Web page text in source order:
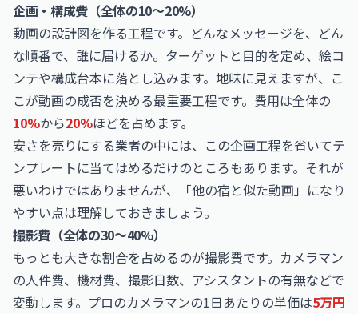
企画・構成費（全体の10〜20%）
動画の設計図を作る工程です。どんなメッセージを、どん
な順番で、誰に届けるか。ターゲットと目的を定め、絵コ
ンテや構成台本に落とし込みます。地味に見えますが、こ
こが動画の成否を決める最重要工程です。費用は全体の
10%から20%ほどを占めます。
安さを売りにする業者の中には、この企画工程を省いてテ
ンプレートに当てはめるだけのところもあります。それが
悪いわけではありませんが、「他の宿と似た動画」になり
やすい点は理解しておきましょう。
撮影費（全体の30〜40%）
もっとも大きな割合を占めるのが撮影費です。カメラマン
の人件費、機材費、撮影日数、アシスタントの有無などで
変動します。プロのカメラマンの1日あたりの単価は5万円